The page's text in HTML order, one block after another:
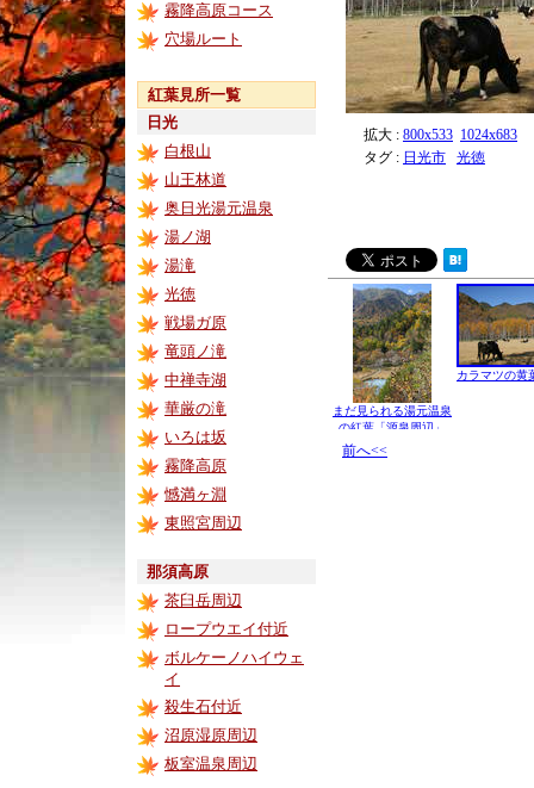
霧降高原コース
穴場ルート
紅葉見所一覧
日光
白根山
山王林道
奥日光湯元温泉
湯ノ湖
湯滝
光徳
戦場ガ原
竜頭ノ滝
中禅寺湖
華厳の滝
いろは坂
霧降高原
憾満ヶ淵
東照宮周辺
那須高原
茶臼岳周辺
ロープウエイ付近
ボルケーノハイウェ
イ
殺生石付近
沼原湿原周辺
板室温泉周辺
拡大 : 800x533 1024x683
タグ : 日光市 光徳
まだ見られる湯元温泉
の紅葉「源泉周辺」
カラマツの黄
前へ<<